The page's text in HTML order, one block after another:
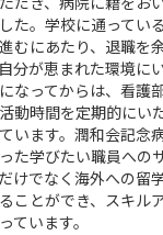
た。学校に通ってい
むにあたり、退職を
分が恵まれた環境に
なってからは、看護
動時間を定期的にい
います。潤和会記念
た学びたい職員への
けでなく海外への留
ことができ、スキル
ています。